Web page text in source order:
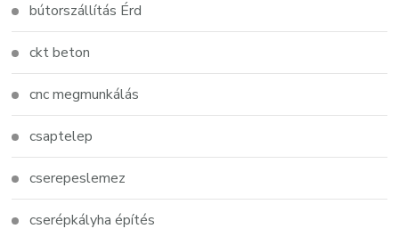
bútorszállítás Érd
ckt beton
cnc megmunkálás
csaptelep
cserepeslemez
cserépkályha építés